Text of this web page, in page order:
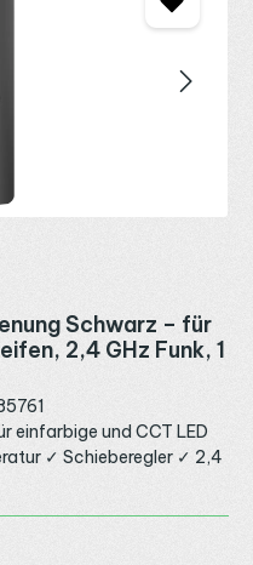
Schwarz – für
2,4 GHz Funk, 1
einfarbige und CCT LED
✓ Schieberegler ✓ 2,4